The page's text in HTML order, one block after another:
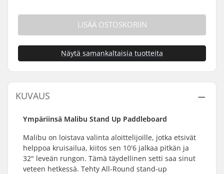
LISÄÄ OSTOSKORIIN
Näytä samankaltaisia tuotteita
KUVAUS
Ympäriinsä Malibu Stand Up Paddleboard
Malibu on loistava valinta aloittelijoille, jotka etsivät
helppoa kruisailua, kiitos sen 10'6 jalkaa pitkän ja
32" leveän rungon. Tämä täydellinen setti saa sinut
veteen hetkessä. Tehty All-Round stand-up